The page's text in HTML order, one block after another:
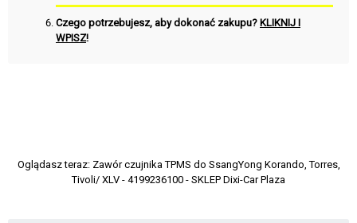
Czego potrzebujesz, aby dokonać zakupu? KLIKNIJ I
WPISZ!
Oglądasz teraz: Zawór czujnika TPMS do SsangYong Korando, Torres,
Tivoli/ XLV - 4199236100 - SKLEP Dixi-Car Plaza